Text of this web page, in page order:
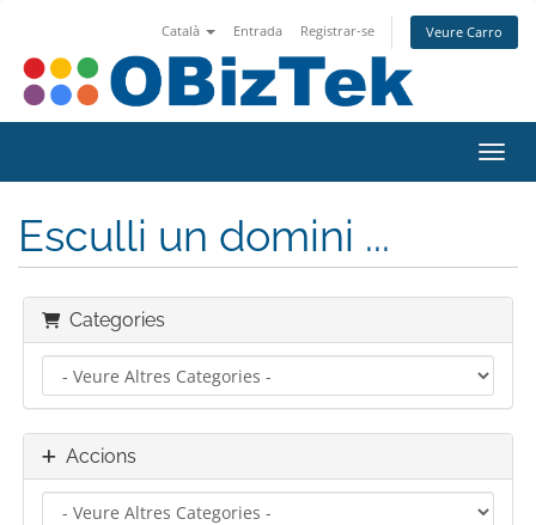
Català Entrada Registrar-se Veure Carro
Esculli un domini ...
Categories
Accions